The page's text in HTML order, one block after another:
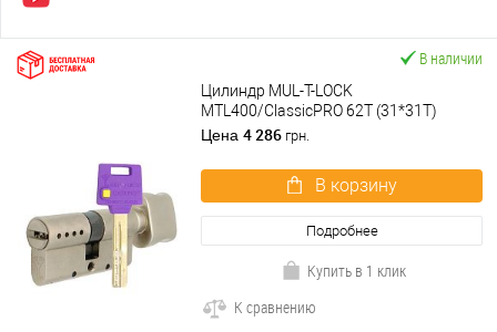
В наличии
Цилиндр MUL-T-LOCK
MTL400/ClassicPRO 62T (31*31T)
никель сатин
Цена 4 286 грн.
В корзину
Подробнее
Купить в 1 клик
К сравнению